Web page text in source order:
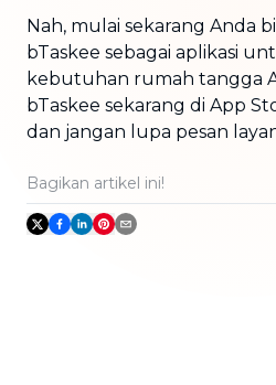
Nah, mulai sekarang Anda
bTaskee sebagai aplikasi
kebutuhan rumah tangga
bTaskee sekarang di App
dan jangan lupa pesan
Bagikan artikel ini!